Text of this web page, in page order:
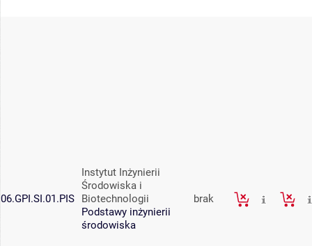
06.GPI.SI.01.PIS
Instytut Inżynierii
Środowiska i
Biotechnologii
Podstawy inżynierii
środowiska
brak